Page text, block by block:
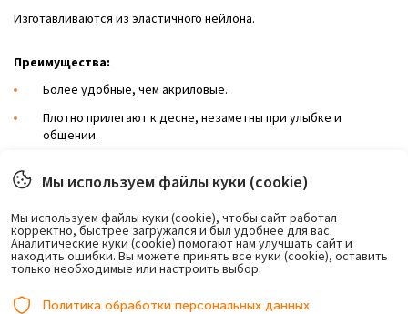
Изготавливаются из эластичного нейлона.
Преимущества:
Более удобные, чем акриловые.
Плотно прилегают к десне, незаметны при улыбке и
общении.
Недостатки:
Быстро теряют форму, из-за чего нужно регулярно
корректировать.
Не могут равномерно распределить жевательную нагрузку,
что приводит к атрофии костной ткани в зонах с меньшей
нагрузкой.
Мы используем файлы куки (cookie)
Мы используем файлы куки (cookie), чтобы сайт работал
корректно, быстрее загружался и был удобнее для вас.
Аналитические куки (cookie) помогают нам улучшать сайт и
находить ошибки. Вы можете принять все куки (cookie), оставить
только необходимые или настроить выбор.
Политика обработки персональных данных